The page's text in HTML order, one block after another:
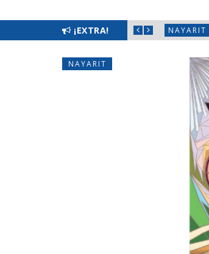
¡EXTRA!
EN BAHÍA DE BANDERAS NAYARIT
NAYARIT